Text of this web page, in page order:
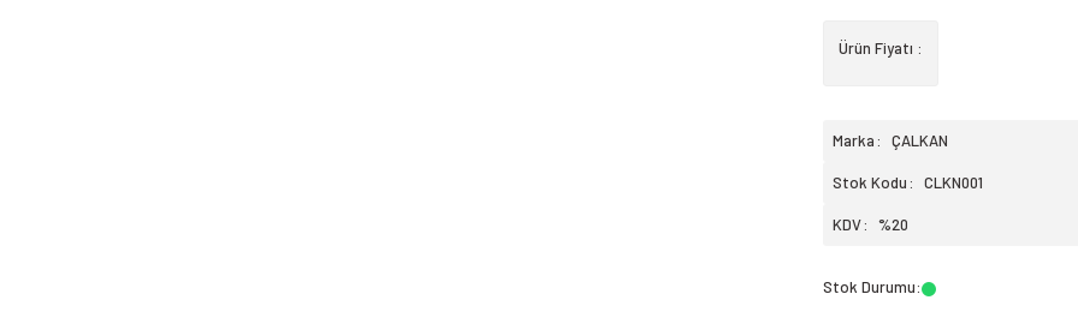
Ürün Fiyatı :
Marka ÇALKAN
Stok Kodu CLKN001
KDV %20
Stok Durumu: